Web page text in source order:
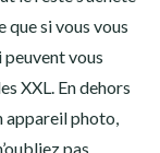
que si vous vous
peuvent vous
XXL. En dehors
appareil photo,
pas